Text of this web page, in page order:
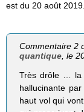
est du 20 août 2019.
Commentaire 2
quantique, le
Très drôle … la
hallucinante
haut vol qui